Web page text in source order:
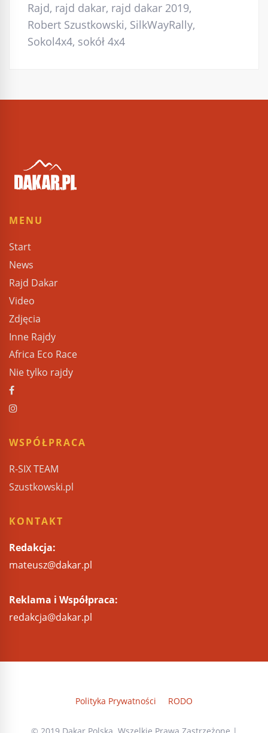
Rajd, rajd dakar, rajd dakar 2019,
Robert Szustkowski, SilkWayRally,
Sokol4x4, sokół 4x4
MENU
Start
News
Rajd Dakar
Video
Zdjęcia
Inne Rajdy
Africa Eco Race
Nie tylko rajdy
WSPÓŁPRACA
R-SIX TEAM
Szustkowski.pl
KONTAKT
Redakcja:
mateusz@dakar.pl
Reklama i Współpraca:
redakcja@dakar.pl
Polityka Prywatności RODO